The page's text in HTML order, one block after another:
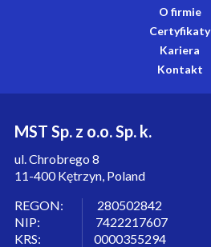
O firmie
Certyfikaty
Kariera
Kontakt
MST Sp. z o.o. Sp. k.
ul. Chrobrego 8
11-400 Kętrzyn, Poland
REGON: 280502842
NIP: 7422217607
KRS: 0000355294